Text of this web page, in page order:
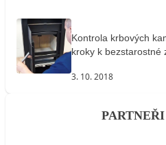
Kontrola krbových
kroky k bezstarostné
3. 10. 2018